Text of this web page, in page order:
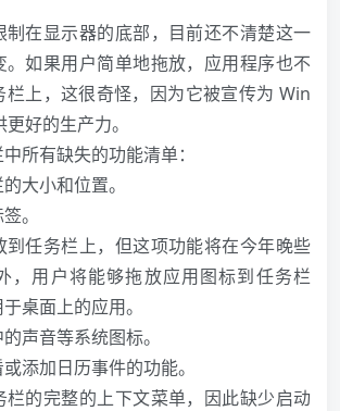
制在显示器的底部，目前还不清楚这一
。如果用户简单地拖放，应用程序也不
栏上，这很奇怪，因为它被宣传为 Win
更好的生产力。
中所有缺失的功能清单：
大小和位置。
。
到任务栏上，但这项功能将在今年晚些
，用户将能够拖放应用图标到任务栏
桌面上的应用。
声音等系统图标。
添加日历事件的功能。
栏的完整的上下文菜单，因此缺少启动